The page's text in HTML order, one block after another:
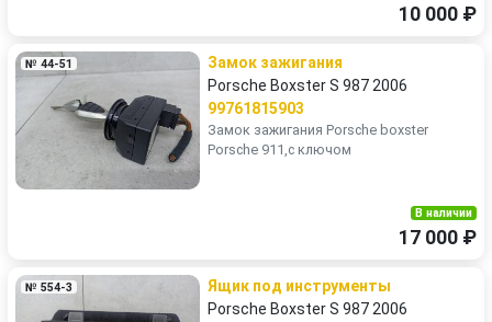
10 000 ₽
№ 44-51
Замок зажигания
Porsche Boxster S 987 2006
99761815903
Замок зажигания Porsche boxster
Porsche 911,с ключом
В наличии
17 000 ₽
№ 554-3
Ящик под инструменты
Porsche Boxster S 987 2006